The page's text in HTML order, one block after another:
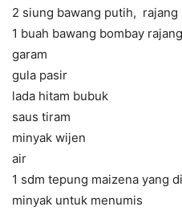
2 siung bawang putih, rajang
1 buah bawang bombay
garam
gula pasir
lada hitam bubuk
saus tiram
minyak wijen
air
1 sdm tepung maizena yang
minyak untuk menumis